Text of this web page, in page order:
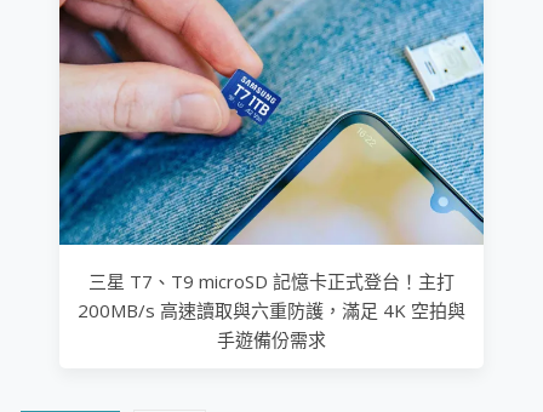
三星 T7、T9 microSD 記憶卡正式登台！主打
200MB/s 高速讀取與六重防護，滿足 4K 空拍與
手遊備份需求